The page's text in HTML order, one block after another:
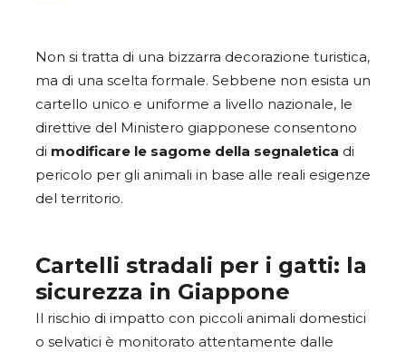
Non si tratta di una bizzarra decorazione turistica,
ma di una scelta formale. Sebbene non esista un
cartello unico e uniforme a livello nazionale, le
direttive del Ministero giapponese consentono
di modificare le sagome della segnaletica di
pericolo per gli animali in base alle reali esigenze
del territorio.
Cartelli stradali per i gatti: la
sicurezza in Giappone
Il rischio di impatto con piccoli animali domestici
o selvatici è monitorato attentamente dalle